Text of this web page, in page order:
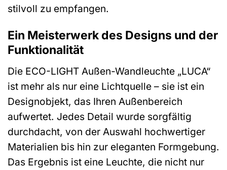
stilvoll zu empfangen.
Ein Meisterwerk des Designs und der
Funktionalität
Die ECO-LIGHT Außen-Wandleuchte „LUCA“
ist mehr als nur eine Lichtquelle – sie ist ein
Designobjekt, das Ihren Außenbereich
aufwertet. Jedes Detail wurde sorgfältig
durchdacht, von der Auswahl hochwertiger
Materialien bis hin zur eleganten Formgebung.
Das Ergebnis ist eine Leuchte, die nicht nur